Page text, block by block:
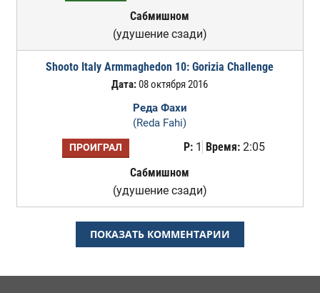
Сабмишном
(удушение сзади)
Shooto Italy Armmaghedon 10: Gorizia Challenge
Дата:08 октября 2016
Реда Фахи
(Reda Fahi)
ПРОИГРАЛ Р:1 Время:2:05
Сабмишном
(удушение сзади)
ПОКАЗАТЬ КОММЕНТАРИИ